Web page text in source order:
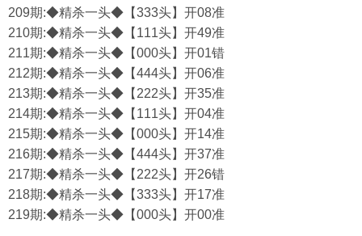
209期:◆精杀一头◆【333头】开08准
210期:◆精杀一头◆【111头】开49准
211期:◆精杀一头◆【000头】开01错
212期:◆精杀一头◆【444头】开06准
213期:◆精杀一头◆【222头】开35准
214期:◆精杀一头◆【111头】开04准
215期:◆精杀一头◆【000头】开14准
216期:◆精杀一头◆【444头】开37准
217期:◆精杀一头◆【222头】开26错
218期:◆精杀一头◆【333头】开17准
219期:◆精杀一头◆【000头】开00准